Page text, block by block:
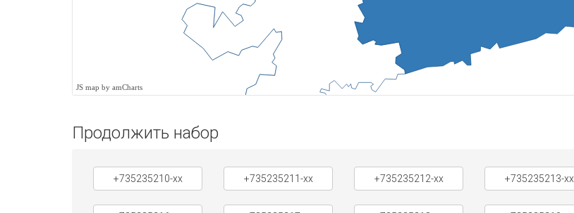
JS map by amCharts
Продолжить набор
+735235210-xx +735235211-xx +735235212-xx +735235213-xx